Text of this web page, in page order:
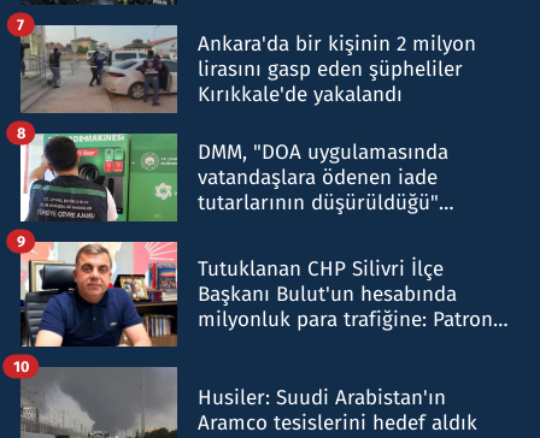
Ankara'da bir kişinin 2 milyon
lirasını gasp eden şüpheliler
Kırıkkale'de yakalandı
7
DMM, "DOA uygulamasında
vatandaşlara ödenen iade
tutarlarının düşürüldüğü"
8
Tutuklanan CHP Silivri İlçe
Başkanı Bulut'un hesabında
milyonluk para trafiğine: Patron
9
Husiler: Suudi Arabistan'ın
Aramco tesislerini hedef aldık
10